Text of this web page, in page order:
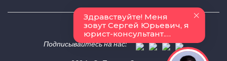
Подписывайтесь на нас: